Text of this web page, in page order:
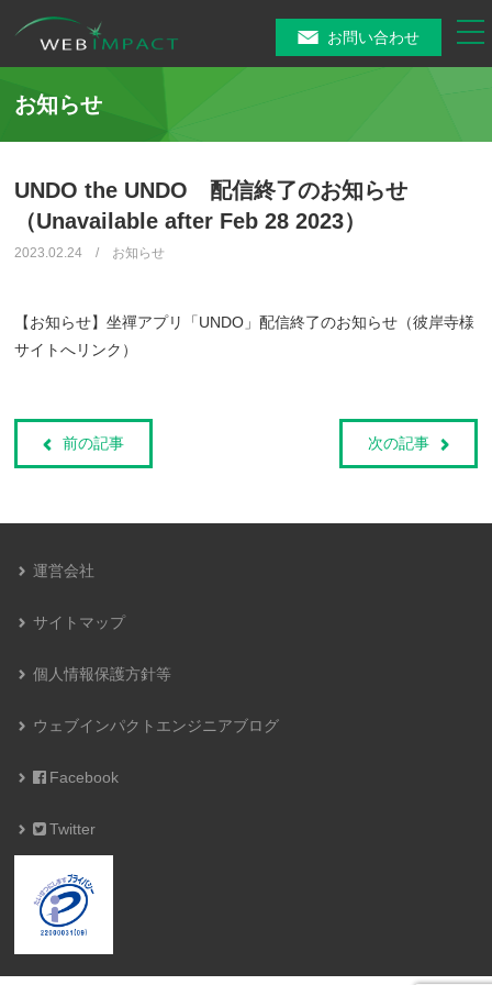
お問い合わせ
お知らせ
UNDO the UNDO 配信終了のお知らせ
（Unavailable after Feb 28 2023）
2023.02.24 / お知らせ
【お知らせ】坐禪アプリ「UNDO」配信終了のお知らせ（彼岸寺様
サイトへリンク）
前の記事 次の記事
運営会社
サイトマップ
個人情報保護方針等
ウェブインパクトエンジニアブログ
Facebook
Twitter